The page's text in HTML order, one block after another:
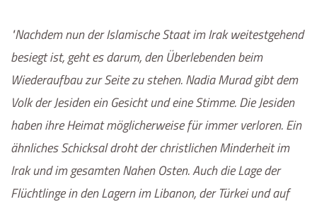
Nachdem nun der Islamische Staat im Irak weitestgehend
besiegt ist, geht es darum, den Überlebenden beim
Wiederaufbau zur Seite zu stehen. Nadia Murad gibt dem
Volk der Jesiden ein Gesicht und eine Stimme. Die Jesiden
haben ihre Heimat möglicherweise für immer verloren. Ein
ähnliches Schicksal droht der christlichen Minderheit im
Irak und im gesamten Nahen Osten. Auch die Lage der
Flüchtlinge in den Lagern im Libanon, der Türkei und auf